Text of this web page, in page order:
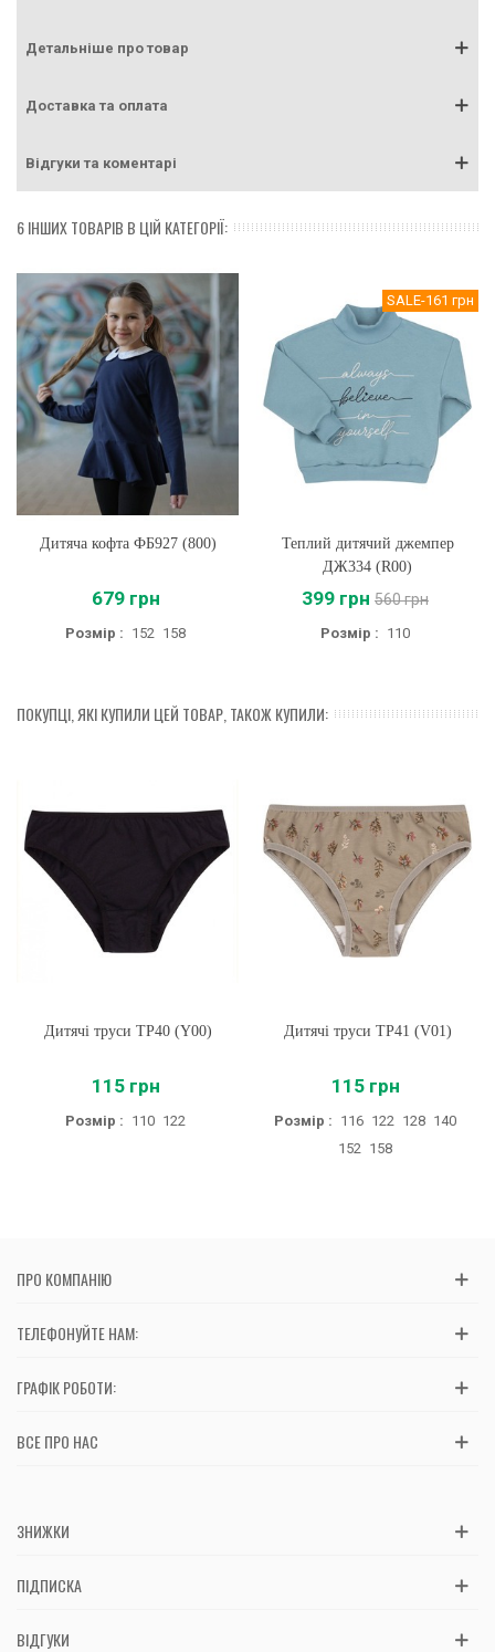
Детальніше про товар
Доставка та оплата
Відгуки та коментарі
6 ІНШИХ ТОВАРІВ В ЦІЙ КАТЕГОРІЇ:
Дитяча кофта ФБ927 (800)
679 грн
Розмір : 152 158
SALE-161 грн
Теплий дитячий джемпер
ДЖ334 (R00)
399 грн 560 грн
Розмір : 110
ПОКУПЦІ, ЯКІ КУПИЛИ ЦЕЙ ТОВАР, ТАКОЖ КУПИЛИ:
Дитячі труси ТР40 (Y00)
115 грн
Розмір : 110 122
Дитячі труси ТР41 (V01)
115 грн
Розмір : 116 122 128 140
152 158
ПРО КОМПАНІЮ
ТЕЛЕФОНУЙТЕ НАМ:
ГРАФІК РОБОТИ:
ВСЕ ПРО НАС
ЗНИЖКИ
ПІДПИСКА
ВІДГУКИ